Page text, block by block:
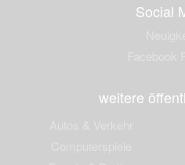
Social
weitere